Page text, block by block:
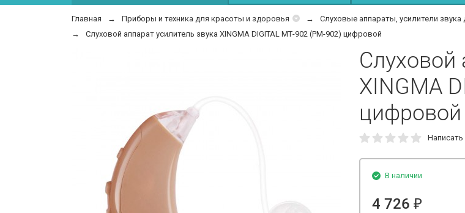
Главная Приборы и техника для красоты и здоровья
Слуховые аппараты, усилители
Слуховой аппарат усилитель звука XINGMA DIGITAL МТ-902 (PM-902) цифровой
Слуховой
XINGMA
цифровой
В наличии
4 726 ₽